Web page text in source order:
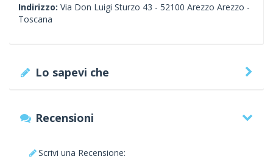
Indirizzo: Via Don Luigi Sturzo 43 - 52100 Arezzo Arezzo -
Toscana
Lo sapevi che
Recensioni
Scrivi una Recensione: